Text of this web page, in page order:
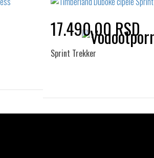
Izaberi željeni broj:
17.490,00 RSD
Sprint Trekker